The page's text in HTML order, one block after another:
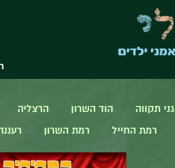
גני תקווה הוד השרון הרצליה
רמת החייל רמת השרון